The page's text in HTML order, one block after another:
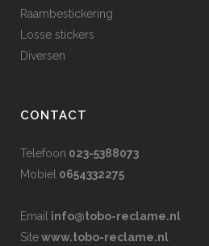
Raambestickering
Losse stickers
Diversen
CONTACT
Telefoon 023-5388073
Mobiel 0654332275
Email info@tobo-reclame.nl
Sitewww.tobo-reclame.nl